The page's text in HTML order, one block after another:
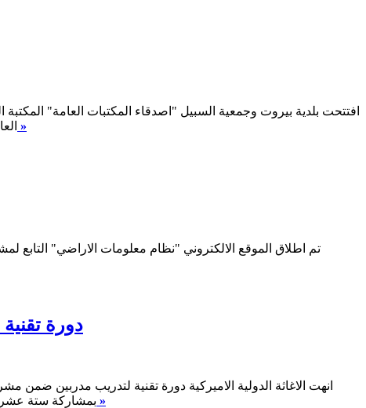
افتتحت بلدية بيروت وجمعية السبيل "اصدقاء المكتبات العامة"
اقرأ المزيد »
تم اطلاق الموقع الالكتروني "نظام معلومات الاراضي" التابع
دورة تقنية
انهت الاغاثة الدولية الاميركية دورة تقنية لتدريب مدربين
بمشاركة ستة عشرة اقرأ المزيد »